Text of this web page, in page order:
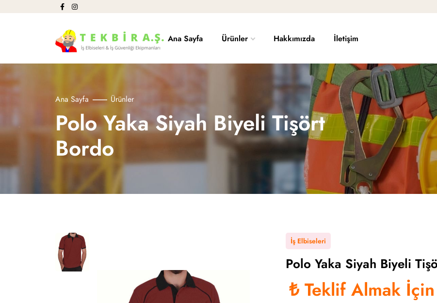
Ana Sayfa Ürünler Hakkımızda İletişim
Ana Sayfa Ürünler
Polo Yaka Siyah Biyeli Tişört
Bordo
İş Elbiseleri
Polo Yaka Siyah Biyeli
₺ Teklif Almak